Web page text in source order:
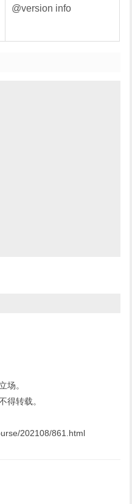
@version info
场。
得转载。
202108/861.html